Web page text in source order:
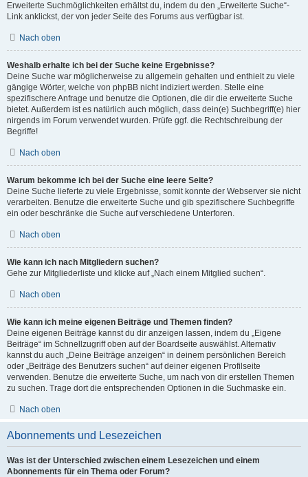
Erweiterte Suchmöglichkeiten erhältst du, indem du den „Erweiterte Suche“-
Link anklickst, der von jeder Seite des Forums aus verfügbar ist.
Nach oben
Weshalb erhalte ich bei der Suche keine Ergebnisse?
Deine Suche war möglicherweise zu allgemein gehalten und enthielt zu viele
gängige Wörter, welche von phpBB nicht indiziert werden. Stelle eine
spezifischere Anfrage und benutze die Optionen, die dir die erweiterte Suche
bietet. Außerdem ist es natürlich auch möglich, dass dein(e) Suchbegriff(e) hier
nirgends im Forum verwendet wurden. Prüfe ggf. die Rechtschreibung der
Begriffe!
Nach oben
Warum bekomme ich bei der Suche eine leere Seite?
Deine Suche lieferte zu viele Ergebnisse, somit konnte der Webserver sie nicht
verarbeiten. Benutze die erweiterte Suche und gib spezifischere Suchbegriffe
ein oder beschränke die Suche auf verschiedene Unterforen.
Nach oben
Wie kann ich nach Mitgliedern suchen?
Gehe zur Mitgliederliste und klicke auf „Nach einem Mitglied suchen“.
Nach oben
Wie kann ich meine eigenen Beiträge und Themen finden?
Deine eigenen Beiträge kannst du dir anzeigen lassen, indem du „Eigene
Beiträge“ im Schnellzugriff oben auf der Boardseite auswählst. Alternativ
kannst du auch „Deine Beiträge anzeigen“ in deinem persönlichen Bereich
oder „Beiträge des Benutzers suchen“ auf deiner eigenen Profilseite
verwenden. Benutze die erweiterte Suche, um nach von dir erstellen Themen
zu suchen. Trage dort die entsprechenden Optionen in die Suchmaske ein.
Nach oben
Abonnements und Lesezeichen
Was ist der Unterschied zwischen einem Lesezeichen und einem
Abonnements für ein Thema oder Forum?